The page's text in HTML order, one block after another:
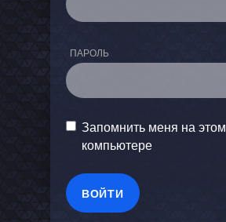
ПАРОЛЬ
Запомнить меня на этом
компьютере